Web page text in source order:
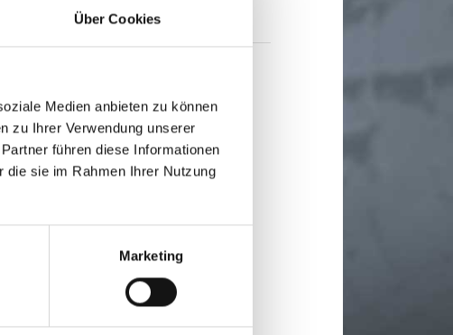
Über Cookies
Medien anbieten zu können
zu Ihrer Verwendung unserer
führen diese Informationen
die sie im Rahmen Ihrer Nutzung
Marketing